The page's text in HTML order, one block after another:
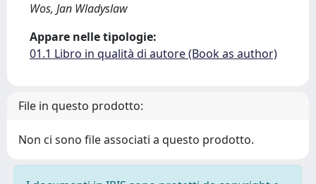
Wos, Jan Wladyslaw
Appare nelle tipologie:
01.1 Libro in qualità di autore (Book as author)
File in questo prodotto:
Non ci sono file associati a questo prodotto.